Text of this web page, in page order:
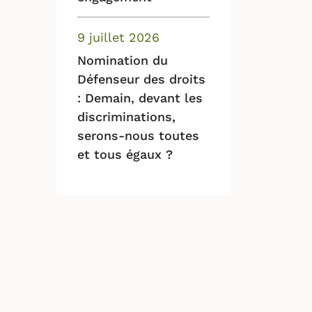
Nomination du
Défenseur des droits
: Demain, devant les
discriminations,
serons-nous toutes
et tous égaux ?
9 juillet 2026